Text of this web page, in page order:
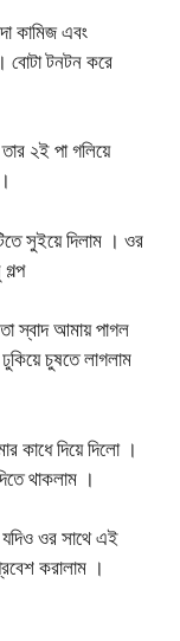
কামিজ এবং
বোটা টনটন করে
২ই পা গলিয়ে
সুইয়ে দিলাম । ওর
স্বাদ আমায় পাগল
চুষতে লাগলাম
দিয়ে দিলো ।
থাকলাম ।
ওর সাথে এই
করালাম ।